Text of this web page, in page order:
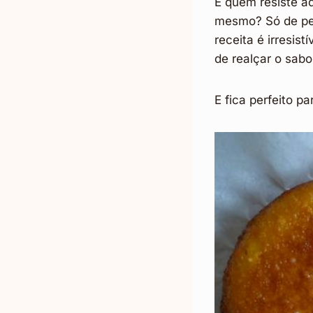
mesmo? Só de
receita é
de realçar o
E fica perfeito